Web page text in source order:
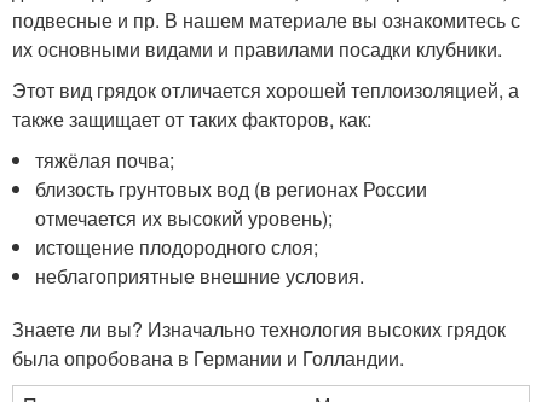
подвесные и пр. В нашем материале вы ознакомитесь с
их основными видами и правилами посадки клубники.
Этот вид грядок отличается хорошей теплоизоляцией, а
также защищает от таких факторов, как:
тяжёлая почва;
близость грунтовых вод (в регионах России
отмечается их высокий уровень);
истощение плодородного слоя;
неблагоприятные внешние условия.
Знаете ли вы? Изначально технология высоких грядок
была опробована в Германии и Голландии.